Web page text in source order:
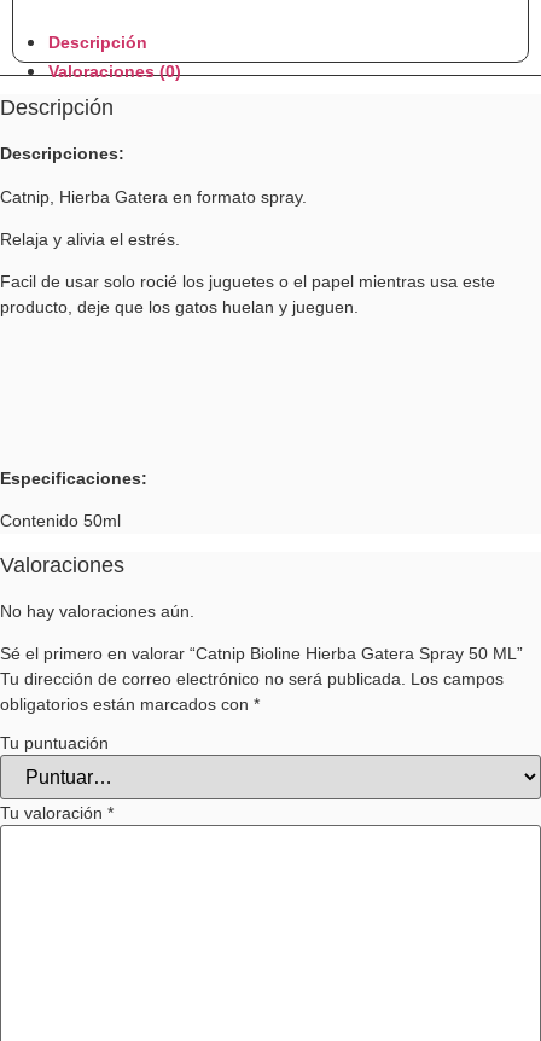
Descripción
Valoraciones (0)
Descripción
Descripciones:
Catnip, Hierba Gatera en formato spray.
Relaja y alivia el estrés.
Facil de usar solo rocié los juguetes o el papel mientras usa este
producto, deje que los gatos huelan y jueguen.
Especificaciones:
Contenido 50ml
Valoraciones
No hay valoraciones aún.
Sé el primero en valorar “Catnip Bioline Hierba Gatera Spray 50 ML”
Tu dirección de correo electrónico no será publicada.
Los campos
obligatorios están marcados con *
Tu puntuación
Tu valoración *